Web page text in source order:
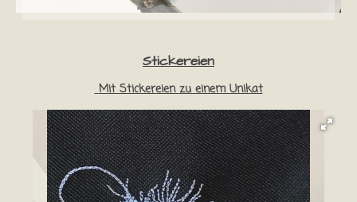
Stickereien
Mit Stickereien zu einem Unikat